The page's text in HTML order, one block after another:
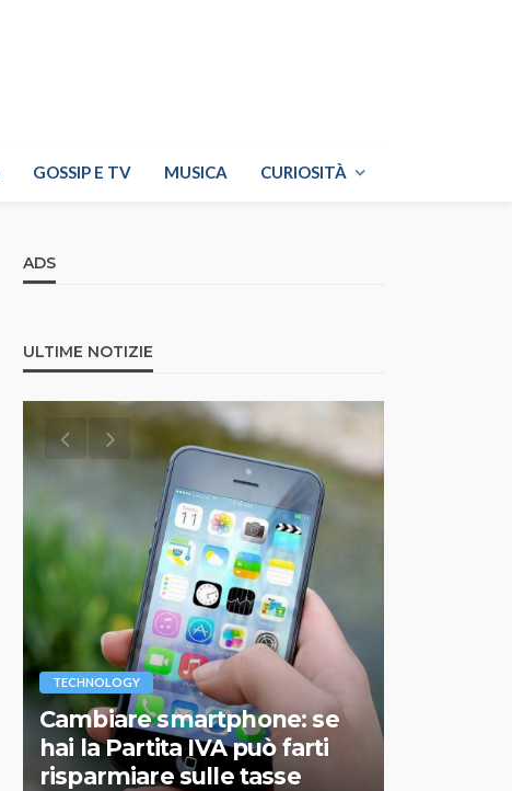
GOSSIP E TV MUSICA CURIOSITÀ
ADS
ULTIME NOTIZIE
TECHNOLOGY
Cambiare smartphone: se
hai la Partita IVA può farti
risparmiare sulle tasse